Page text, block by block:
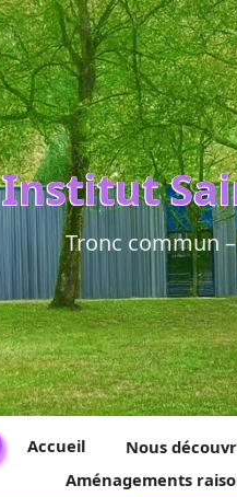
Institut
Tronc commun
Accueil Nous
Aménagements